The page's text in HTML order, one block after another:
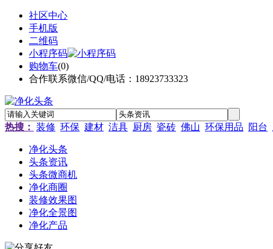
社区中心
手机版
二维码
小程序码
购物车(0)
合作联系微信/QQ/电话：18923733323
热搜： 装修 环保 建材 洁具 厨房 瓷砖 佛山 环保用品 阳台
净化头条
头条资讯
头条微商机
净化商圈
装修效果图
净化全景图
净化产品